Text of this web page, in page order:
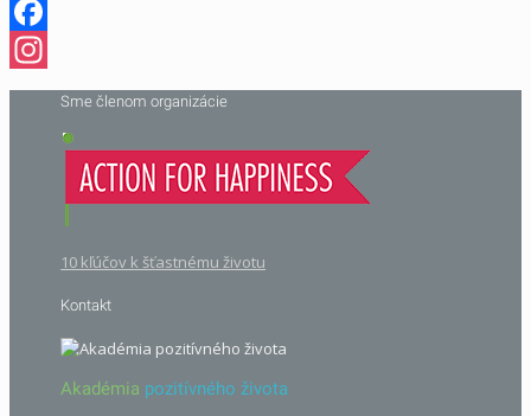
Facebook
Instagram
Sme členom organizácie
10 kľúčov k šťastnému životu
Kontakt
Akadémia pozitívného života